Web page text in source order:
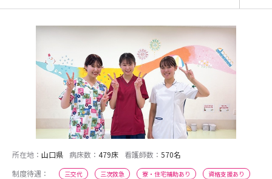
所在地： 山口県 病床数： 479床 看護師数： 570名
制度待遇：
三交代 三次救急 寮・住宅補助あり
資格支援あり